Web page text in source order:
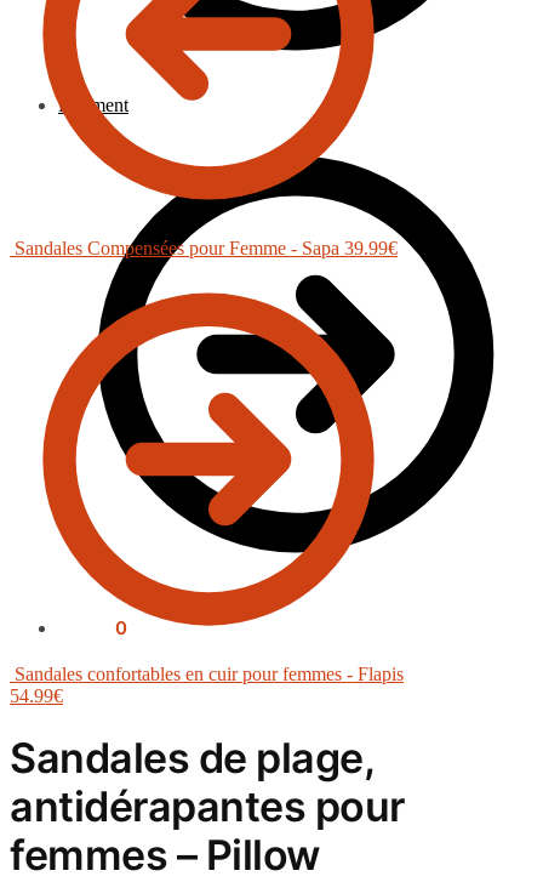
Paiement
0
Sandales Compensées pour Femme - Sapa 39.99€
Sandales confortables en cuir pour femmes - Flapis
54.99€
Sandales de plage,
antidérapantes pour
femmes – Pillow